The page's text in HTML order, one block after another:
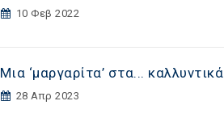
10 Φεβ 2022
Μια ‘μαργαρίτα’ στα...
28 Απρ 2023